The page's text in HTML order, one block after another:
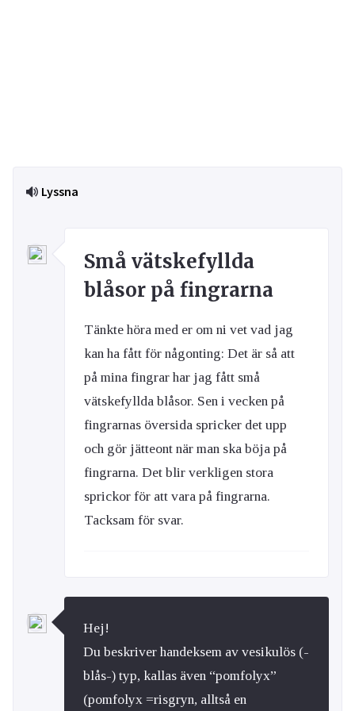
Lyssna
Små vätskefyllda
blåsor på fingrarna
Tänkte höra med er om ni vet vad jag
kan ha fått för någonting: Det är så att
på mina fingrar har jag fått små
vätskefyllda blåsor. Sen i vecken på
fingrarnas översida spricker det upp
och gör jätteont när man ska böja på
fingrarna. Det blir verkligen stora
sprickor för att vara på fingrarna.
Tacksam för svar.
Hej!
Du beskriver handeksem av vesikulös (-
blås-) typ, kallas även “pomfolyx”
(pomfolyx =risgryn, alltså en